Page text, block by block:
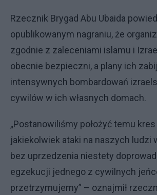
Rzecznik Brygad Abu Ubaida
opublikowanym nagraniu, że
zgodnie z zaleceniami islamu i
obecnie bezpieczni, a plany ich
intensywnych bombardowań
cywilów w ich własnych domach.
„Postanowiliśmy położyć temu kres
jakiekolwiek ataki na naszych ludzi
bez uprzedzenia niestety
egzekucji jednego z cywilnych
przetrzymujemy” – oznajmił